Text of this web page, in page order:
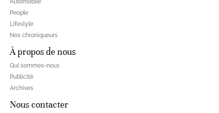
People
Lifestyle
Nos chroniqueurs
À propos de nous
Qui sommes-nous
Publicité
Archives
Nous contacter